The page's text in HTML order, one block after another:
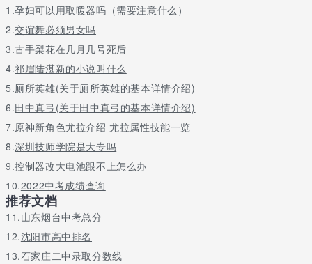
类、商贸类、艺术设计类、音乐舞蹈类六大专业群40多个专业（方
向）的综合型现代职业技术学校。
学校实行多层次多渠道办学，与多所大学联办大专与本科班，同时
与湛江和珠三角等地区十多家企业联合办学、定向培养。我校学生
参加2009年广东省中等职业技术学校技能大赛获得汽车应用与维修
技术第一、第二名。服装设计制作、图形图像处理二等奖、平面广
告与电脑设计项目二等奖。电子产口装配与调试三等奖。50多年
来，为社会培养出一大批各类专业骨干人才，为广东经济发展作出
了巨大贡献。
学校实行全封闭管理，校园内生活设施齐备，实行校企合作、订单
培养、产教结合的办学模式，近几年，学生一次性就业率达到
88%，最终就业率达98%。
2007年9月学校被国家人事部、教育部授予“全国教育系统先进集
体”光荣称号，多次被评为省、市级“文明单位”、“文明校园”、“先进
单位”、“安全文明小区”。
1.孕妇可以用取暖器吗（需要注意什么）
2.交谊舞必须男女吗
3.古手梨花在几月几号死后
4.祁眉陆湛新的小说叫什么
5.厕所英雄(关于厕所英雄的基本详情介绍)
6.田中真弓(关于田中真弓的基本详情介绍)
7.原神新角色尤拉介绍 尤拉属性技能一览
8.深圳技师学院是大专吗
9.控制器改大电池跟不上怎么办
10.2022中考成绩查询
推荐文档
11.山东烟台中考总分
12.沈阳市高中排名
13.石家庄二中录取分数线